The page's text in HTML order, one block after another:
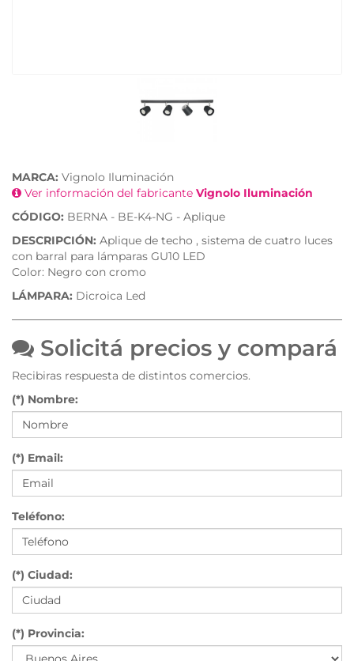
MARCA: Vignolo Iluminación
Ver información del fabricante Vignolo Iluminación
CÓDIGO: BERNA - BE-K4-NG - Aplique
DESCRIPCIÓN: Aplique de techo , sistema de cuatro luces
con barral para lámparas GU10 LED
Color: Negro con cromo
LÁMPARA: Dicroica Led
Solicitá precios y compará
Recibiras respuesta de distintos comercios.
(*) Nombre:
(*) Email:
Teléfono:
(*) Ciudad:
(*) Provincia: